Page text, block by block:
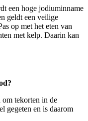
een hoge jodiuminname
geldt een veilige
op met het eten van
met kelp. Daarin kan
om tekorten in de
gegeten en is daarom